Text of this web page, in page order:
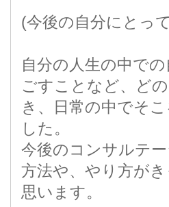
(今後の自分にとっ
自分の人生の中で
ごすことなど、ど
き、日常の中でそ
した。
今後のコンサルテ
方法や、やり方が
思います。